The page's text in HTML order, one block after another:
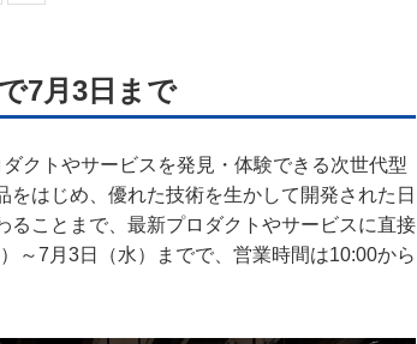
7月3日まで
クトやサービスを発見・体験できる次世代型
はじめ、優れた技術を生かして開発された日
ることまで、最新プロダクトやサービスに直接
～7月3日（水）までで、営業時間は10:00から